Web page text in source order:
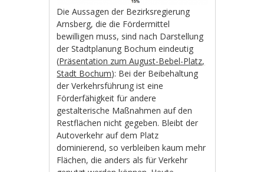
Die Aussagen der Bezirksregierung
Arnsberg, die die Fördermittel
bewilligen muss, sind nach Darstellung
der Stadtplanung Bochum eindeutig
(Präsentation zum August-Bebel-Platz,
Stadt Bochum): Bei der Beibehaltung
der Verkehrsführung ist eine
Förderfähigkeit für andere
gestalterische Maßnahmen auf den
Restflächen nicht gegeben. Bleibt der
Autoverkehr auf dem Platz
dominierend, so verbleiben kaum mehr
Flächen, die anders als für Verkehr